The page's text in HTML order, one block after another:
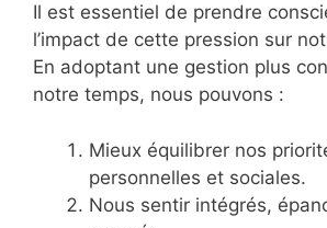
Il est essentiel de prendre
l’impact de cette pression sur
En adoptant une gestion plus
notre temps, nous pouvons :
Mieux équilibrer nos
personnelles et sociales.
Nous sentir intégrés,